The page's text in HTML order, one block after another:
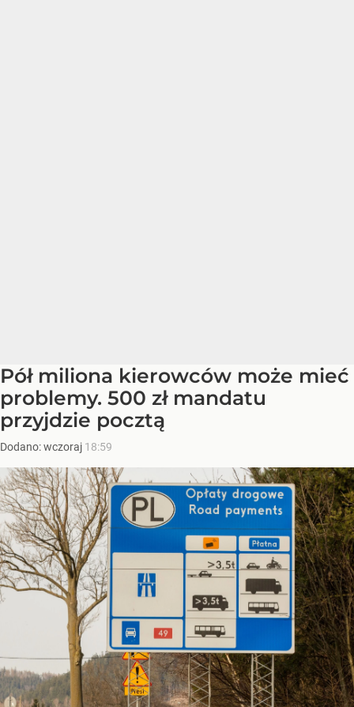
Pół miliona kierowców może mieć
problemy. 500 zł mandatu
przyjdzie pocztą
Dodano:wczoraj 18:59